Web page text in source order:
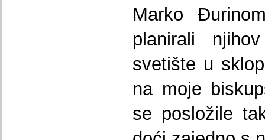
Marko
planirali
svetište u
na moje
se posložile